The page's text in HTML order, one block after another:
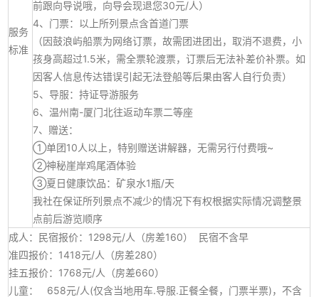
服务
标准
前跟向导说哦，向导会现退您30元/人）
4、门票：以上所列景点含首道门票
（因鼓浪屿船票为网络订票，故需团进团出，取消不退费，小
孩身高超过1.5米，需全票轮渡票，订票后无法补差价补票。如
因客人信息传达错误引起无法登船等后果由客人自行负责）
5、导服：持证导游服务
6、温州南-厦门北往返动车票二等座
7、赠送：
①单团10人以上，特别赠送讲解器，无需另行付费哦~
②神秘崖岸鸡尾酒体验
③夏日健康饮品：矿泉水1瓶/天
我社在保证所列景点不减少的情况下有权根据实际情况调整景
点前后游览顺序
成人：民宿报价：1298元/人（房差160） 民宿不含早
准四报价：1418元/人（房差280）
挂五报价：1768元/人（房差660）
儿童： 658元/人(仅含当地用车.导服.正餐全餐，门票半票)，不含